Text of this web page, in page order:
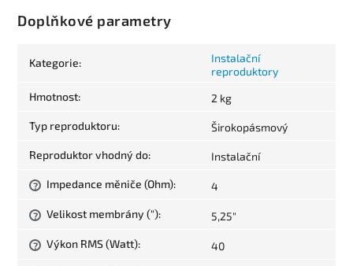
Doplňkové parametry
Kategorie:
Instalační
reproduktory
Hmotnost: 2 kg
Typ reproduktoru: Širokopásmový
Reproduktor vhodný do: Instalační
? Impedance měniče (Ohm): 4
? Velikost membrány ("): 5,25"
? Výkon RMS (Watt): 40